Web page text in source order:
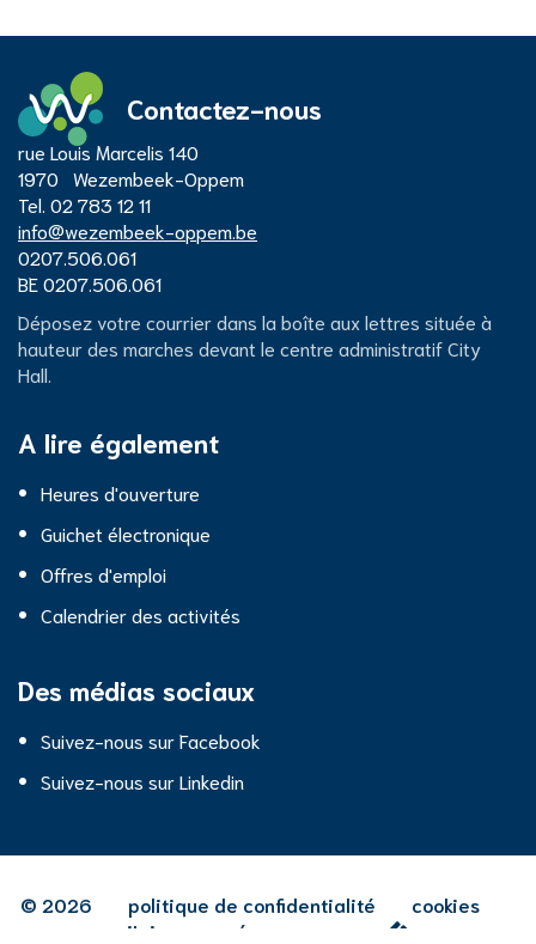
Contactez-nous
Centre
administratif
City
Hall
Adresse
rue Louis Marcelis 140
1970
Wezembeek-Oppem
Tél. 02 783 12 11
E-
mail
info@wezembeek-oppem.be
Numéro
d'entreprise
0207.506.061
Numéro
TVA
BE 0207.506.061
Déposez votre courrier dans la boîte aux lettres située à
hauteur des marches devant le centre administratif City
Hall.
A lire également
Heures d'ouverture
Guichet électronique
Offres d'emploi
Calendrier des activités
Des médias sociaux
Suivez-nous sur Facebook
Suivez-nous sur Linkedin
© 2026 politique de confidentialité
cookies
j'ai remarqué une erreur